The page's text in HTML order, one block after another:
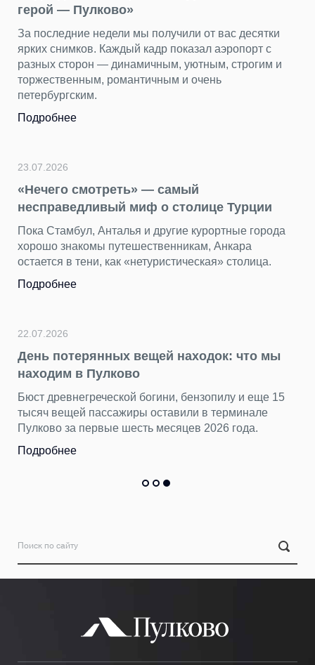
герой — Пулково»
За последние недели мы получили от вас десятки
ярких снимков. Каждый кадр показал аэропорт с
разных сторон — динамичным, уютным, строгим и
торжественным, романтичным и очень
петербургским.
Подробнее
23.07.2026
«Нечего смотреть» — самый
несправедливый миф о столице Турции
Пока Стамбул, Анталья и другие курортные города
хорошо знакомы путешественникам, Анкара
остается в тени, как «нетуристическая» столица.
Подробнее
22.07.2026
День потерянных вещей находок: что мы
находим в Пулково
Бюст древнегреческой богини, бензопилу и еще 15
тысяч вещей пассажиры оставили в терминале
Пулково за первые шесть месяцев 2026 года.
Подробнее